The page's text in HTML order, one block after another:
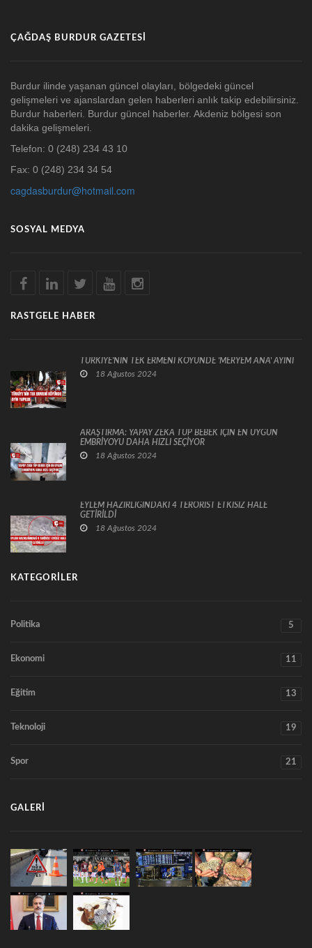
ÇAĞDAŞ BURDUR GAZETESI
Burdur ilinde yaşanan güncel olayları, bölgedeki güncel
gelişmeleri ve ajanslardan gelen haberleri anlık takip edebilirsiniz.
Burdur haberleri. Burdur güncel haberler. Akdeniz bölgesi son
dakika gelişmeleri.
Telefon: 0 (248) 234 43 10
Fax: 0 (248) 234 34 54
cagdasburdur@hotmail.com
SOSYAL MEDYA
RASTGELE HABER
TÜRKİYE'NİN TEK ERMENİ KÖYÜNDE 'MERYEM ANA' AYİNİ
18 Ağustos 2024
ARAŞTIRMA: YAPAY ZEKA TÜP BEBEK İÇİN EN UYGUN
EMBRİYOYU DAHA HIZLI SEÇİYOR
18 Ağustos 2024
EYLEM HAZIRLIĞINDAKİ 4 TERÖRİST ETKİSİZ HALE
GETİRİLDİ
18 Ağustos 2024
KATEGORILER
Politika 5
Ekonomi 11
Eğitim 13
Teknoloji 19
Spor 21
GALERI